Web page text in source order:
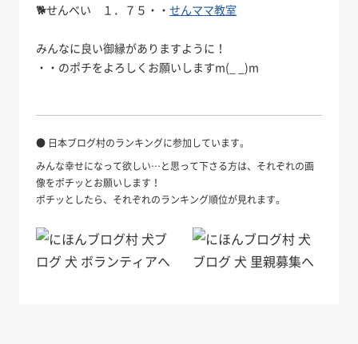
🐕️せんべい １．７５・・せんママ教室
みんなに良い御縁がありますように！
・・のポチをよろしくお願いしますm(_ _)m
● 日本ブログ村のランキングに参加しています。
みんな幸せになって欲しい…と思って下さる方は、それぞれの画
像をポチッとお願いします！
ポチッとしたら、それぞれのランキング順位が見れます。